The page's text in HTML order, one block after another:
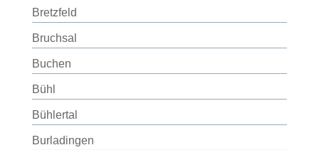
Bretzfeld
Bruchsal
Buchen
Bühl
Bühlertal
Burladingen